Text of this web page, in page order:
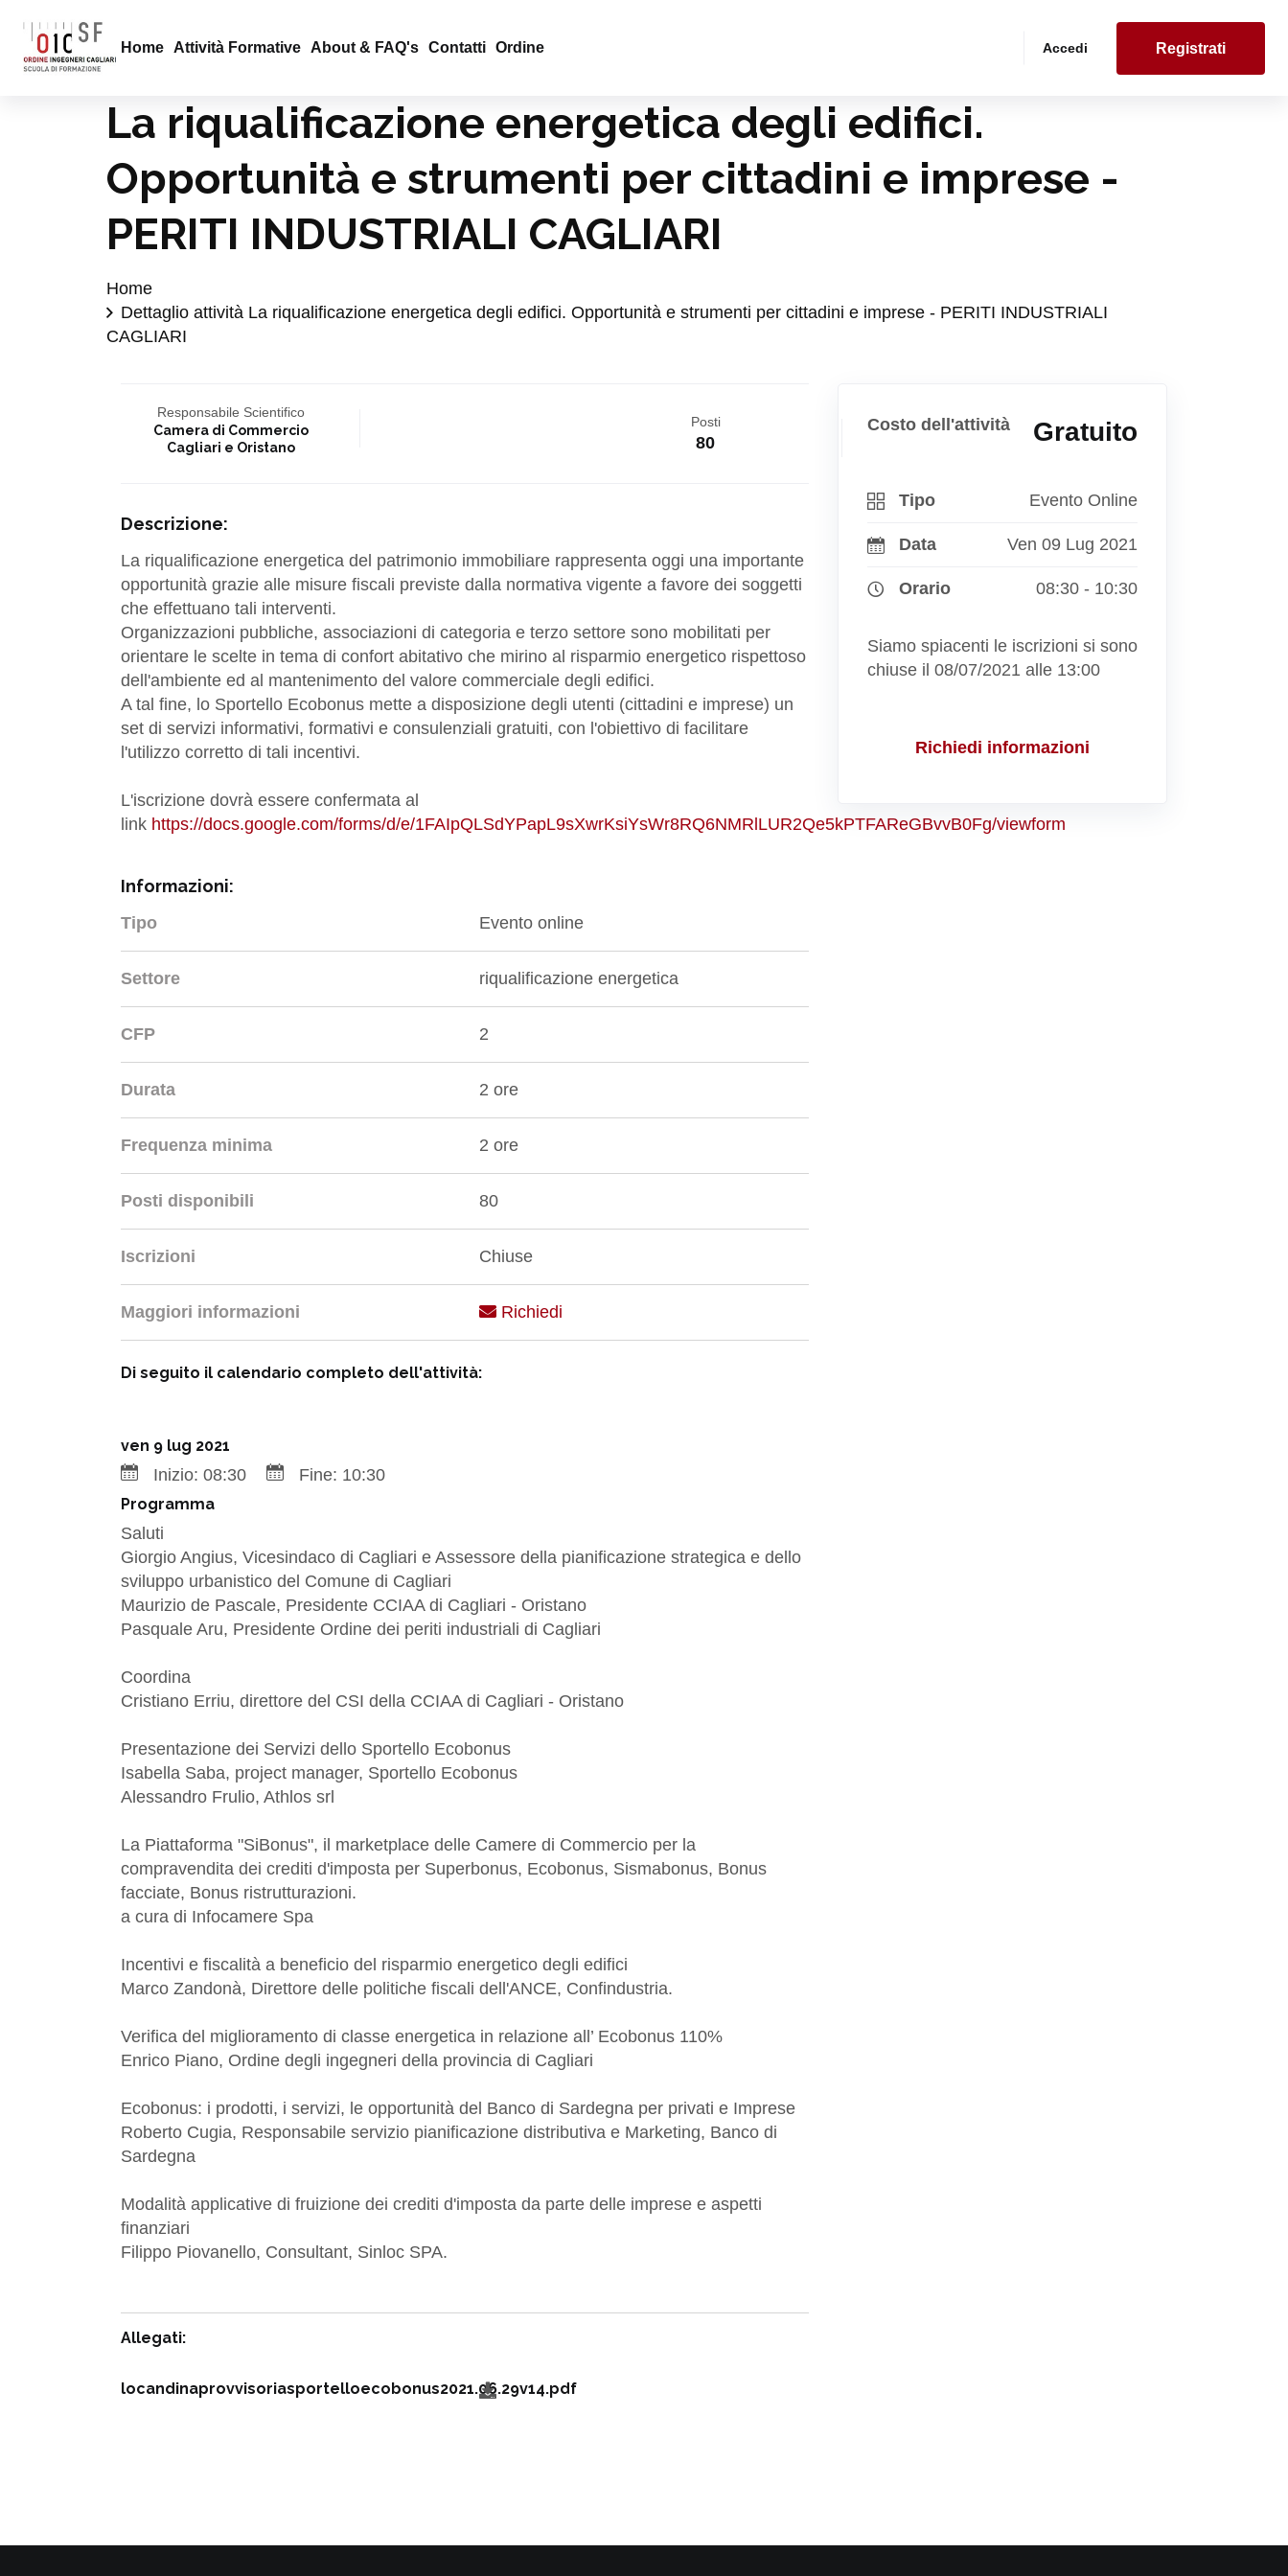
Home Attività Formative About & FAQ's Contatti Ordine Accedi Registrati
La riqualificazione energetica degli edifici.
Opportunità e strumenti per cittadini e imprese -
PERITI INDUSTRIALI CAGLIARI
Home
Dettaglio attività La riqualificazione energetica degli edifici. Opportunità e strumenti per cittadini e imprese - PERITI INDUSTRIALI
CAGLIARI
Responsabile Scientifico
Camera di Commercio
Cagliari e Oristano
Posti
80
Descrizione:
La riqualificazione energetica del patrimonio immobiliare rappresenta oggi una importante
opportunità grazie alle misure fiscali previste dalla normativa vigente a favore dei soggetti
che effettuano tali interventi.
Organizzazioni pubbliche, associazioni di categoria e terzo settore sono mobilitati per
orientare le scelte in tema di confort abitativo che mirino al risparmio energetico rispettoso
dell'ambiente ed al mantenimento del valore commerciale degli edifici.
A tal fine, lo Sportello Ecobonus mette a disposizione degli utenti (cittadini e imprese) un
set di servizi informativi, formativi e consulenziali gratuiti, con l'obiettivo di facilitare
l'utilizzo corretto di tali incentivi.
L'iscrizione dovrà essere confermata al
link https://docs.google.com/forms/d/e/1FAIpQLSdYPapL9sXwrKsiYsWr8RQ6NMRlLUR2Qe5kPTFAReGBvvB0Fg/viewform
Informazioni:
Tipo Evento online
Settore riqualificazione energetica
CFP 2
Durata 2 ore
Frequenza minima 2 ore
Posti disponibili 80
Iscrizioni Chiuse
Maggiori informazioni Richiedi
Di seguito il calendario completo dell'attività:
ven 9 lug 2021
Inizio: 08:30 Fine: 10:30
Programma
Saluti
Giorgio Angius, Vicesindaco di Cagliari e Assessore della pianificazione strategica e dello
sviluppo urbanistico del Comune di Cagliari
Maurizio de Pascale, Presidente CCIAA di Cagliari - Oristano
Pasquale Aru, Presidente Ordine dei periti industriali di Cagliari
Coordina
Cristiano Erriu, direttore del CSI della CCIAA di Cagliari - Oristano
Presentazione dei Servizi dello Sportello Ecobonus
Isabella Saba, project manager, Sportello Ecobonus
Alessandro Frulio, Athlos srl
La Piattaforma "SiBonus", il marketplace delle Camere di Commercio per la
compravendita dei crediti d'imposta per Superbonus, Ecobonus, Sismabonus, Bonus
facciate, Bonus ristrutturazioni.
a cura di Infocamere Spa
Incentivi e fiscalità a beneficio del risparmio energetico degli edifici
Marco Zandonà, Direttore delle politiche fiscali dell'ANCE, Confindustria.
Verifica del miglioramento di classe energetica in relazione all’ Ecobonus 110%
Enrico Piano, Ordine degli ingegneri della provincia di Cagliari
Ecobonus: i prodotti, i servizi, le opportunità del Banco di Sardegna per privati e Imprese
Roberto Cugia, Responsabile servizio pianificazione distributiva e Marketing, Banco di
Sardegna
Modalità applicative di fruizione dei crediti d'imposta da parte delle imprese e aspetti
finanziari
Filippo Piovanello, Consultant, Sinloc SPA.
Allegati:
locandinaprovvisoriasportelloecobonus2021.06.29v14.pdf
Costo dell'attività Gratuito
Tipo Evento Online
Data Ven 09 Lug 2021
Orario 08:30 - 10:30
Siamo spiacenti le iscrizioni si sono
chiuse il 08/07/2021 alle 13:00
Richiedi informazioni